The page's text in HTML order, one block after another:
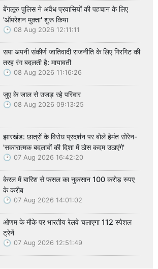
बेंगलूरु पुलिस ने अवैध प्रवासियों की पहचान के लिए
'ऑपरेशन मुक्ता' शुरू किया
08 Aug 2026 12:11:11
सपा अपनी संकीर्ण जातिवादी राजनीति के लिए गिरगिट की
तरह रंग बदलती है: मायावती
08 Aug 2026 11:16:26
जुए के जाल से उजड़ रहे परिवार
08 Aug 2026 09:13:25
झारखंड: छात्रों के विरोध प्रदर्शन पर बोले हेमंत सोरेन-
'सकारात्मक बदलावों की दिशा में ठोस कदम उठाएंगे'
07 Aug 2026 16:42:20
केरल में बारिश से फसल का नुकसान 100 करोड़ रुपए
के करीब
07 Aug 2026 14:01:02
ओणम के मौके पर भारतीय रेलवे चलाएगा 112 स्पेशल
ट्रेनें
07 Aug 2026 12:51:49